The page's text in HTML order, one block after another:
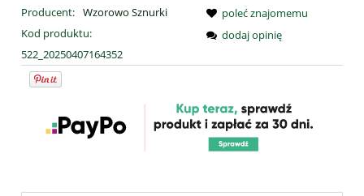
Producent: Wzorowo Sznurki
Kod produktu:
522_20250407164352
poleć znajomemu
dodaj opinię